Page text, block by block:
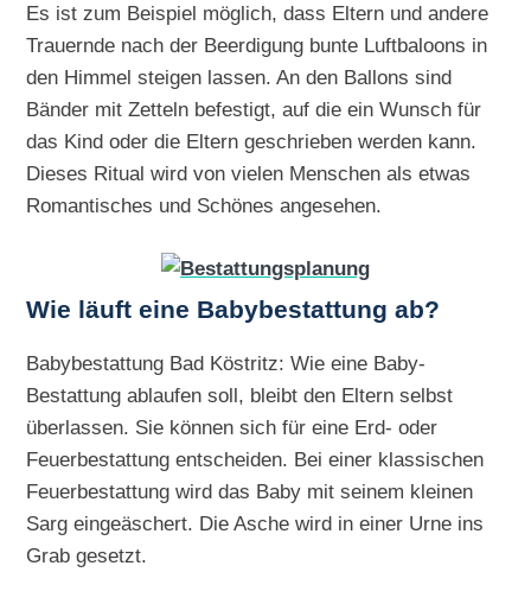
Es ist zum Beispiel möglich, dass Eltern und andere
Trauernde nach der Beerdigung bunte Luftbaloons in
den Himmel steigen lassen. An den Ballons sind
Bänder mit Zetteln befestigt, auf die ein Wunsch für
das Kind oder die Eltern geschrieben werden kann.
Dieses Ritual wird von vielen Menschen als etwas
Romantisches und Schönes angesehen.
Wie läuft eine Babybestattung ab?
Babybestattung Bad Köstritz: Wie eine Baby-
Bestattung ablaufen soll, bleibt den Eltern selbst
überlassen. Sie können sich für eine Erd- oder
Feuerbestattung entscheiden. Bei einer klassischen
Feuerbestattung wird das Baby mit seinem kleinen
Sarg eingeäschert. Die Asche wird in einer Urne ins
Grab gesetzt.